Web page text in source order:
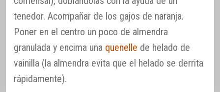
tenedor. Acompañar de los gajos de naranja.
Poner en el centro un poco de almendra
granulada y encima una quenelle de helado de
vainilla (la almendra evita que el helado se derrita
rápidamente).